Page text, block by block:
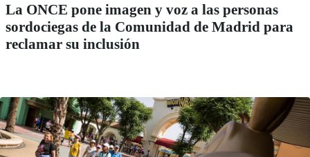
La ONCE pone imagen y voz a las personas
sordociegas de la Comunidad de Madrid para
reclamar su inclusión